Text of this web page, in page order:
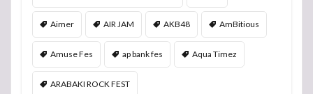
Aimer AIR JAM AKB48 AmBitious
Amuse Fes ap bank fes Aqua Timez
ARABAKI ROCK FEST